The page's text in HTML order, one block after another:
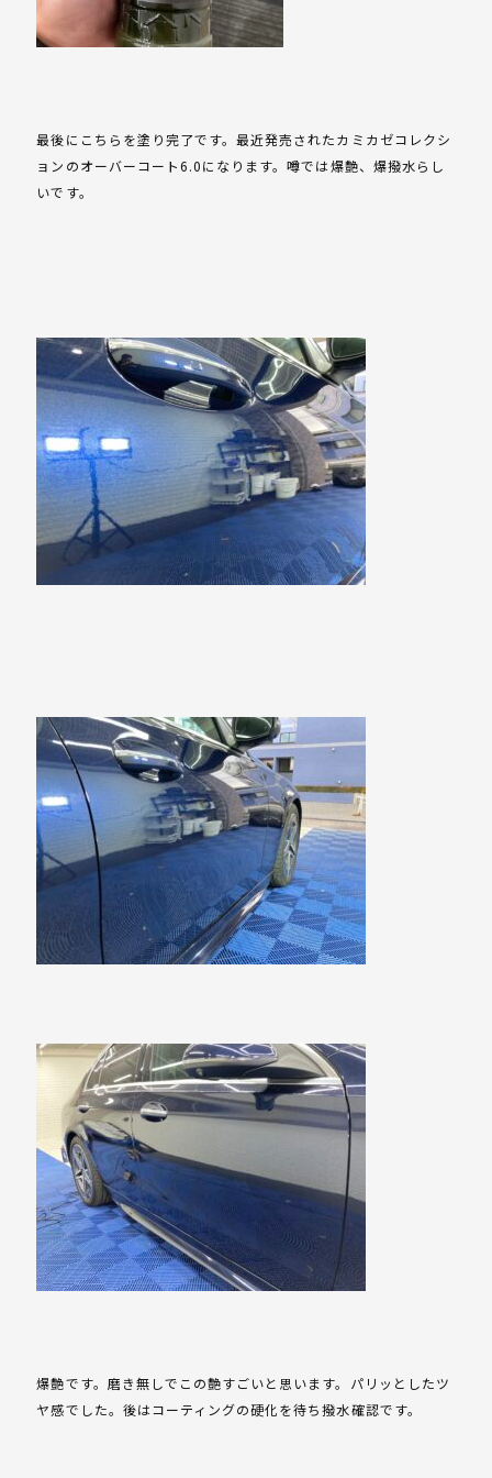
最後にこちらを塗り完了です。最近発売されたカミカゼコレクシ
ョンのオーバーコート6.0になります。噂では爆艶、爆撥水らし
いです。
爆艶です。磨き無しでこの艶すごいと思います。パリッとしたツ
ヤ感でした。後はコーティングの硬化を待ち撥水確認です。